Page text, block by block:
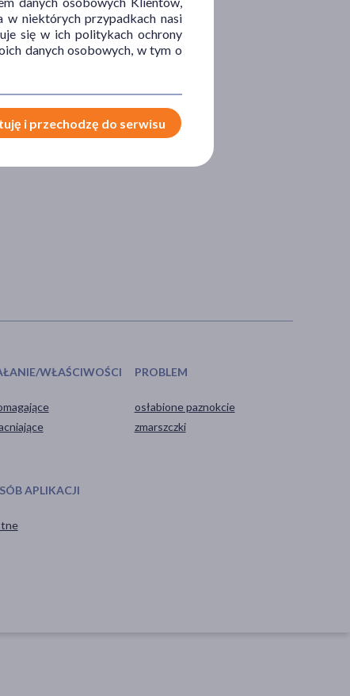
WŁAŚCIWOŚCI PROBLEM
osłabione paznokcie
zmarszczki
APLIKACJI
w niektórych przypadkach nasi
się w ich politykach ochrony
danych osobowych, w tym o
i przechodzę do serwisu